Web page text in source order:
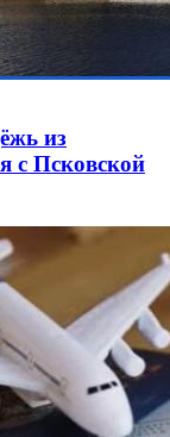
из
с Псковской